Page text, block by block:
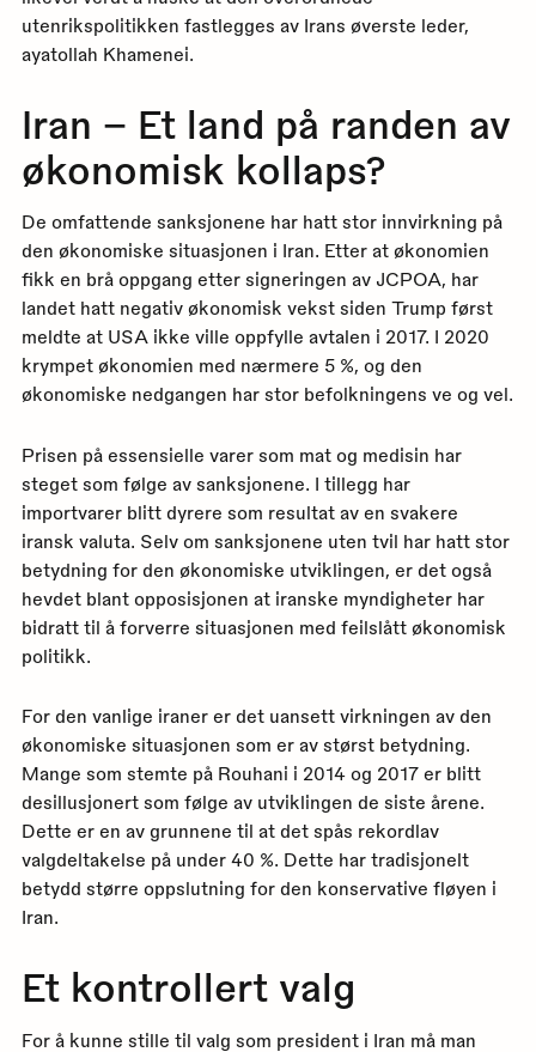
utenrikspolitikken fastlegges av Irans øverste leder,
ayatollah Khamenei.
Iran – Et land på randen av
økonomisk kollaps?
De omfattende sanksjonene har hatt stor innvirkning på
den økonomiske situasjonen i Iran. Etter at økonomien
fikk en brå oppgang etter signeringen av JCPOA, har
landet hatt negativ økonomisk vekst siden Trump først
meldte at USA ikke ville oppfylle avtalen i 2017. I 2020
krympet økonomien med nærmere 5 %, og den
økonomiske nedgangen har stor befolkningens ve og vel.
Prisen på essensielle varer som mat og medisin har
steget som følge av sanksjonene. I tillegg har
importvarer blitt dyrere som resultat av en svakere
iransk valuta. Selv om sanksjonene uten tvil har hatt stor
betydning for den økonomiske utviklingen, er det også
hevdet blant opposisjonen at iranske myndigheter har
bidratt til å forverre situasjonen med feilslått økonomisk
politikk.
For den vanlige iraner er det uansett virkningen av den
økonomiske situasjonen som er av størst betydning.
Mange som stemte på Rouhani i 2014 og 2017 er blitt
desillusjonert som følge av utviklingen de siste årene.
Dette er en av grunnene til at det spås rekordlav
valgdeltakelse på under 40 %. Dette har tradisjonelt
betydd større oppslutning for den konservative fløyen i
Iran.
Et kontrollert valg
For å kunne stille til valg som president i Iran må man